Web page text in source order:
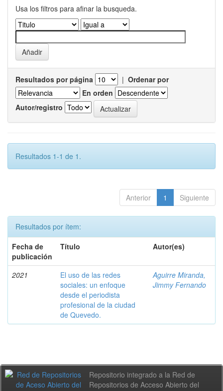
Usa los filtros para afinar la busqueda.
Resultados por página | Ordenar por
En orden
Autor/registro
Resultados 1-1 de 1.
Anterior 1 Siguiente
Resultados por ítem:
Fecha de
publicación
Título Autor(es)
2021
El uso de las redes
sociales: un enfoque
desde el periodista
profesional de la ciudad
de Quevedo.
Aguirre Miranda,
Jimmy Fernando
Repositorio integrado a la Red de
Repositorios de Acceso Abierto del